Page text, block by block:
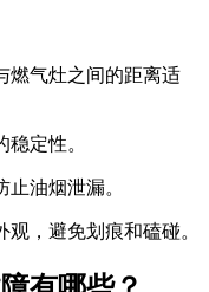
燃气灶之间的距离适
定性。
油烟泄漏。
，避免划痕和磕碰。